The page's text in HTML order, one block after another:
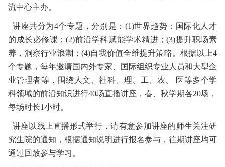
流中心主办。
讲座共分为4个专题，分别是：(1)世界趋势：国际化人才
的成长必修课；(2)前沿学科赋能学术精进；(3)提升职场素
养，洞察行业浪潮；(4)自我价值全维提升策略。根据以上4
个专题，每年邀请国内外专家、国际组织专业人员和大型企
业管理者等，围绕人文、社科、理、工、农、 医等多个学
科领域的前沿知识进行40场直播讲座，春、秋学期各20场，
每场时长1小时。
讲座以线上直播形式举行，请有意参加讲座的师生关注研
究生院的通知，根据通知说明进行报名参与，往期讲座均可
通过回放参与学习。